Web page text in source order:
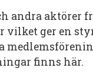
andra aktörer
vilket ger en
finns här.